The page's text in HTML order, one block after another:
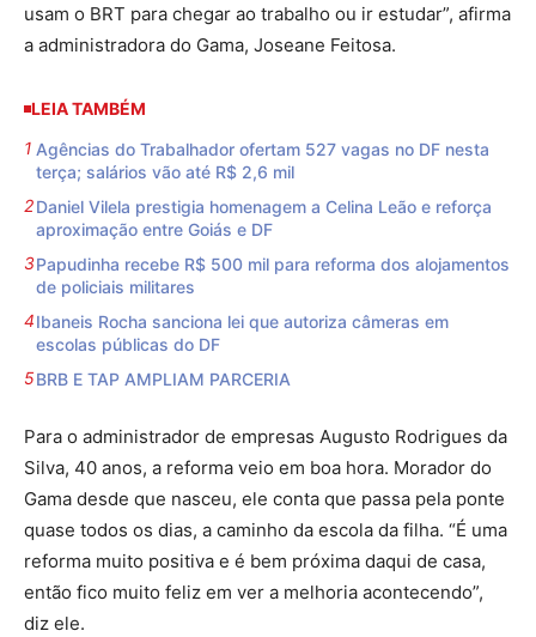
usam o BRT para chegar ao trabalho ou ir estudar”, afirma
a administradora do Gama, Joseane Feitosa.
LEIA TAMBÉM
Agências do Trabalhador ofertam 527 vagas no DF nesta
terça; salários vão até R$ 2,6 mil
Daniel Vilela prestigia homenagem a Celina Leão e reforça
aproximação entre Goiás e DF
Papudinha recebe R$ 500 mil para reforma dos alojamentos
de policiais militares
Ibaneis Rocha sanciona lei que autoriza câmeras em
escolas públicas do DF
BRB E TAP AMPLIAM PARCERIA
Para o administrador de empresas Augusto Rodrigues da
Silva, 40 anos, a reforma veio em boa hora. Morador do
Gama desde que nasceu, ele conta que passa pela ponte
quase todos os dias, a caminho da escola da filha. “É uma
reforma muito positiva e é bem próxima daqui de casa,
então fico muito feliz em ver a melhoria acontecendo”,
diz ele.